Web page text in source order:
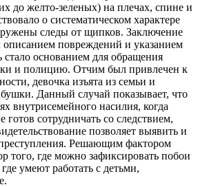
до желто-зеленых) на плечах, спине и
о систематическом характере
следы от щипков. Заключение
описанием повреждений и указанием
стало основанием для обращения
и полицию. Отчим был привлечен к
девочка изъята из семьи и
Данный случай показывает, что
внутрисемейного насилия, когда
готов сотрудничать со следствием,
позволяет выявить и
Решающим фактором
того, где можно зафиксировать побои
умеют работать с детьми,